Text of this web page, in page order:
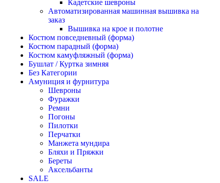
Кадетские шевроны
Автоматизированная машинная вышивка на
заказ
Вышивка на крое и полотне
Костюм повседневный (форма)
Костюм парадный (форма)
Костюм камуфляжный (форма)
Бушлат / Куртка зимняя
Без Категории
Амуниция и фурнитура
Шевроны
Фуражки
Ремни
Погоны
Пилотки
Перчатки
Манжета мундира
Бляхи и Пряжки
Береты
Аксельбанты
SALE